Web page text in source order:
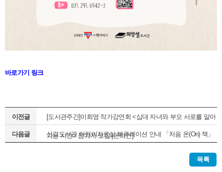
바로가기 링크
이전글 [도서관주간]이희영 작가강연회 <십대 자녀와 부모 서로를 알아
가는 시간> 참가자 모집 [온라인]
다음글 선경도서관 어린이자료실 북큐레이션 안내 「처음 온(On) 책」
목록